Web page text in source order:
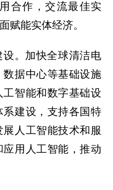
合作，交流最佳实
赋能实体经济。
。加快全球清洁电
据中心等基础设施
智能和数字基础设
建设，支持各国特
人工智能技术和服
用人工智能，推动